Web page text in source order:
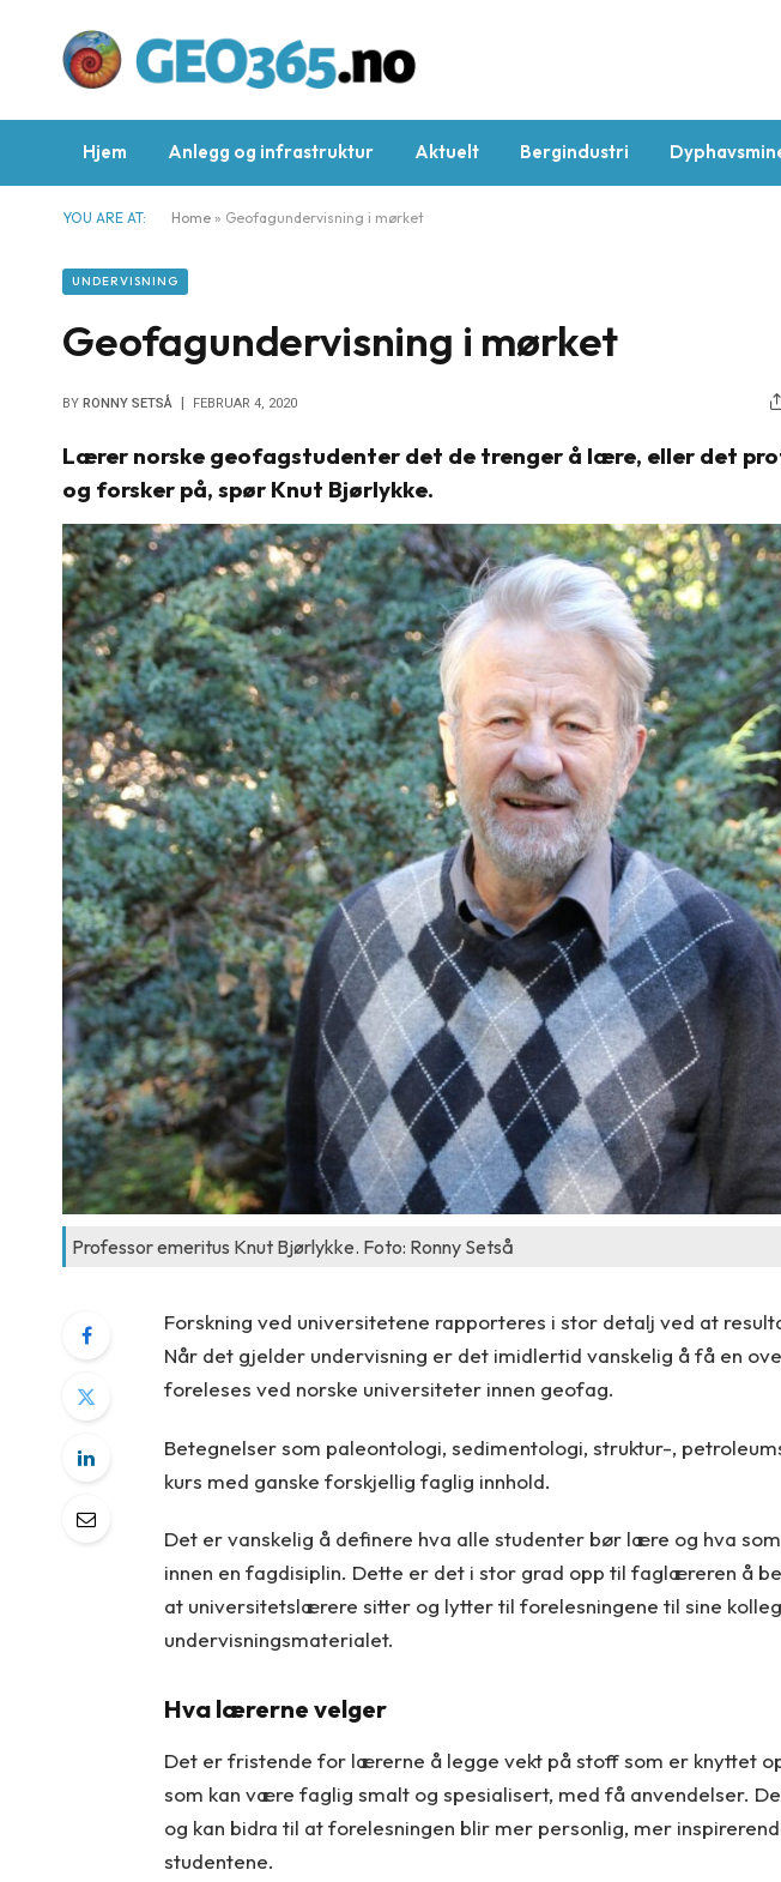
Hjem Anlegg og infrastruktur Aktuelt Bergindustri
YOU ARE AT: Home » Geofagundervisning i mørket
UNDERVISNING
Geofagundervisning i mørket
BY RONNY SETSÅ FEBRUAR 4, 2020
Lærer norske geofagstudenter det de trenger å lære, eller det
og forsker på, spør Knut Bjørlykke.
Professor emeritus Knut Bjørlykke. Foto: Ronny Setså
Forskning ved universitetene rapporteres i stor detalj ved at
Når det gjelder undervisning er det imidlertid vanskelig å få en
foreleses ved norske universiteter innen geofag.
Betegnelser som paleontologi, sedimentologi, struktur-,
kurs med ganske forskjellig faglig innhold.
Det er vanskelig å definere hva alle studenter bør lære og hva
innen en fagdisiplin. Dette er det i stor grad opp til faglæreren å
at universitetslærere sitter og lytter til forelesningene til sine
undervisningsmaterialet.
Hva lærerne velger
Det er fristende for lærerne å legge vekt på stoff som er knyttet
som kan være faglig smalt og spesialisert, med få anvendelser.
og kan bidra til at forelesningen blir mer personlig, mer
studentene.